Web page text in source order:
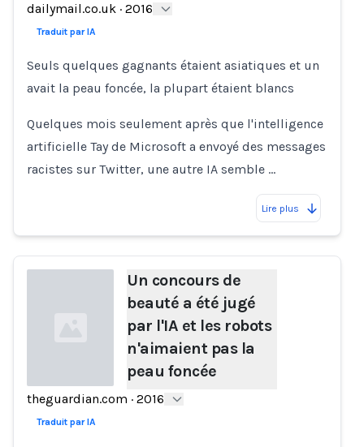
dailymail.co.uk · 2016
Traduit par IA
Seuls quelques gagnants étaient asiatiques et un
avait la peau foncée, la plupart étaient blancs
Quelques mois seulement après que l'intelligence
artificielle Tay de Microsoft a envoyé des messages
racistes sur Twitter, une autre IA semble …
Lire plus
Loading...
Un concours de
beauté a été jugé
par l'IA et les robots
n'aimaient pas la
peau foncée
theguardian.com · 2016
Traduit par IA